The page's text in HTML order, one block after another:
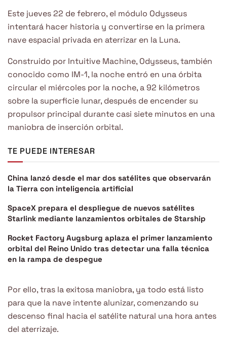
Este jueves 22 de febrero, el módulo Odysseus
intentará hacer historia y convertirse en la primera
nave espacial privada en aterrizar en la Luna.
Construido por Intuitive Machine, Odysseus, también
conocido como IM-1, la noche entró en una órbita
circular el miércoles por la noche, a 92 kilómetros
sobre la superficie lunar, después de encender su
propulsor principal durante casi siete minutos en una
maniobra de inserción orbital.
TE PUEDE INTERESAR
China lanzó desde el mar dos satélites que observarán
la Tierra con inteligencia artificial
SpaceX prepara el despliegue de nuevos satélites
Starlink mediante lanzamientos orbitales de Starship
Rocket Factory Augsburg aplaza el primer lanzamiento
orbital del Reino Unido tras detectar una falla técnica
en la rampa de despegue
Por ello, tras la exitosa maniobra, ya todo está listo
para que la nave intente alunizar, comenzando su
descenso final hacia el satélite natural una hora antes
del aterrizaje.